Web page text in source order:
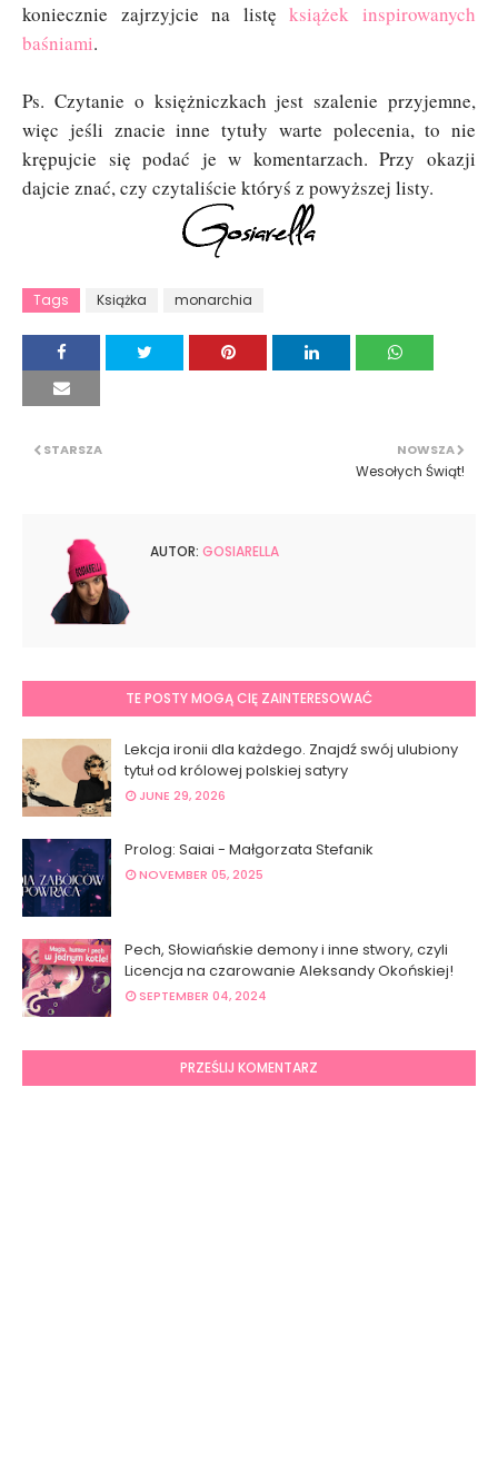
koniecznie zajrzyjcie na listęksiążek inspirowanych
baśniami.
Ps. Czytanie o księżniczkach jest szalenie przyjemne,
więc jeśli znacie inne tytuły warte polecenia, to nie
krępujcie się podać je w komentarzach. Przy okazji
dajcie znać, czy czytaliście któryś z powyższej listy.
Tags Książka monarchia
NOWSZA
Wesołych Świąt!
STARSZA
AUTOR: GOSIARELLA
TE POSTY MOGĄ CIĘ ZAINTERESOWAĆ
Lekcja ironii dla każdego. Znajdź swój ulubiony
tytuł od królowej polskiej satyry
JUNE 29, 2026
Prolog: Saiai - Małgorzata Stefanik
NOVEMBER 05, 2025
Pech, Słowiańskie demony i inne stwory, czyli
Licencja na czarowanie Aleksandy Okońskiej!
SEPTEMBER 04, 2024
PRZEŚLIJ KOMENTARZ